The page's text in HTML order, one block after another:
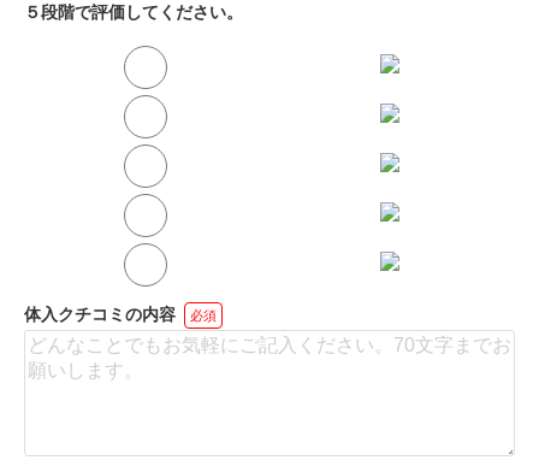
５段階で評価してください。
体入クチコミの内容 必須